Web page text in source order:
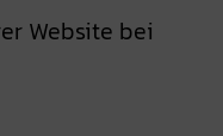
Website bei